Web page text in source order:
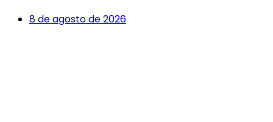
8 de agosto de 2026